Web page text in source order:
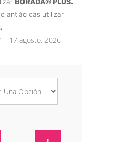
BORADA® PLUS.
antiácidas utilizar
- 17 agosto, 2026